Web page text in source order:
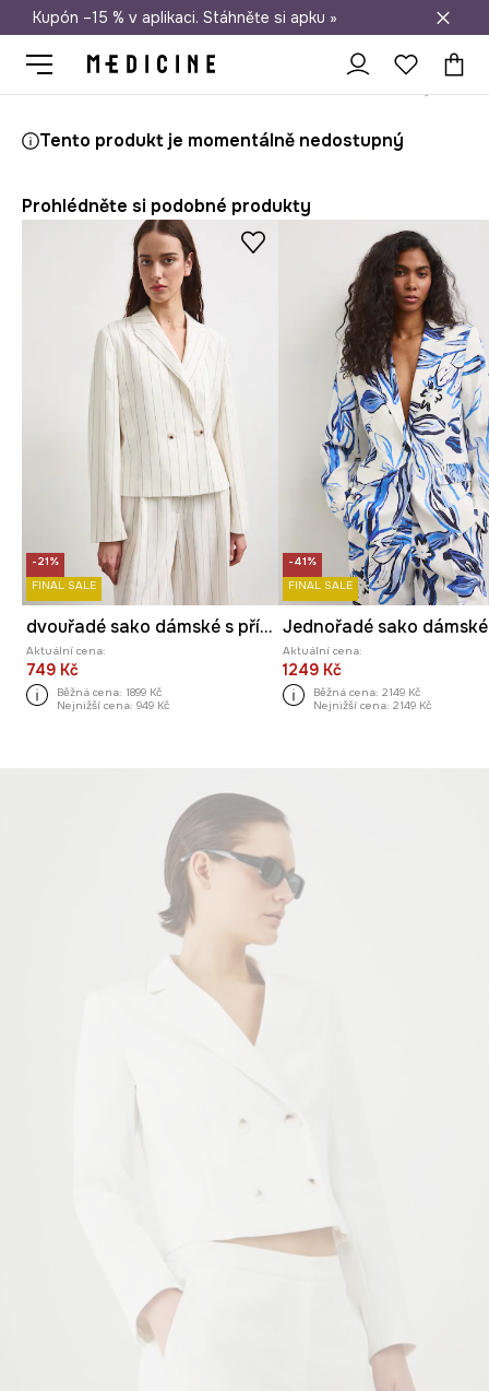
Doprava zdarma při nákupu nad 1 200 Kč
Kupón –15 % v aplikaci. Stáhněte si apku »
Tento produkt je momentálně nedostupný
Prohlédněte si podobné produkty
-21%
FINAL SALE
dvouřadé sako dámské s příměsí lnu
Aktuální cena:
749 Kč
Běžná cena: 1899 Kč
Nejnižší cena: 949 Kč
-41%
FINAL SALE
Aktuální cena:
1249 Kč
Běžná cena: 2149 Kč
Nejnižší cena: 2149 Kč